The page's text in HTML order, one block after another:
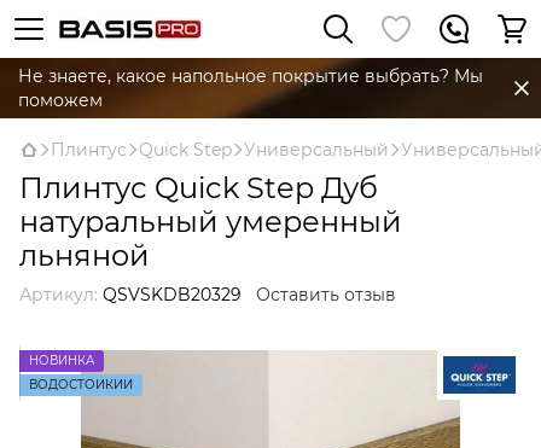
Не знаете, какое напольное покрытие выбрать? Мы
поможем
Плинтус Quick Step Универсальный
Плинтус Quick Step Дуб
натуральный умеренный
льняной
Артикул: QSVSKDB20329 Оставить отзыв
НОВИНКА
ВОДОСТОЙКИЙ